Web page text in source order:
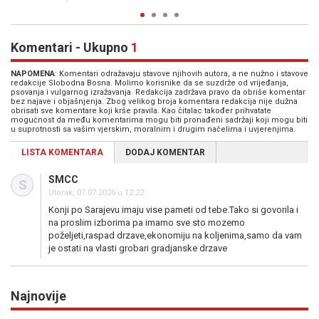
Komentari - Ukupno 1
NAPOMENA: Komentari odražavaju stavove njihovih autora, a ne nužno i stavove
redakcije Slobodna Bosna. Molimo korisnike da se suzdrže od vrijeđanja,
psovanja i vulgarnog izražavanja. Redakcija zadržava pravo da obriše komentar
bez najave i objašnjenja. Zbog velikog broja komentara redakcija nije dužna
obrisati sve komentare koji krše pravila. Kao čitalac također prihvatate
mogućnost da među komentarima mogu biti pronađeni sadržaji koji mogu biti
u suprotnosti sa vašim vjerskim, moralnim i drugim načelima i uvjerenjima.
LISTA KOMENTARA DODAJ KOMENTAR
S SMCC
Utorak, 07.07.2026 u 12:22
Konji po Sarajevu imaju vise pameti od tebe.Tako si govorila i
na proslim izborima pa imamo sve sto mozemo
poželjeti,raspad drzave,ekonomiju na koljenima,samo da vam
je ostati na vlasti grobari gradjanske drzave
Najnovije